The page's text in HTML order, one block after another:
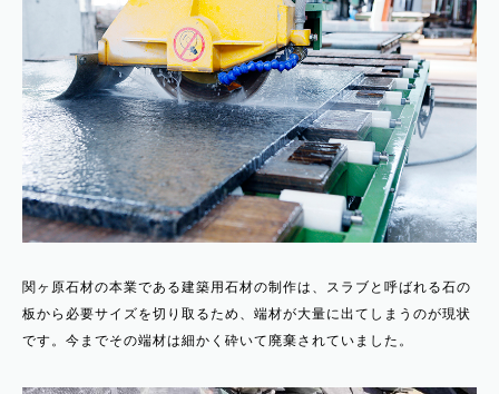
関ヶ原石材の本業である建築用石材の制作は、スラブと呼ばれる石の
板から必要サイズを切り取るため、端材が大量に出てしまうのが現状
です。今までその端材は細かく砕いて廃棄されていました。